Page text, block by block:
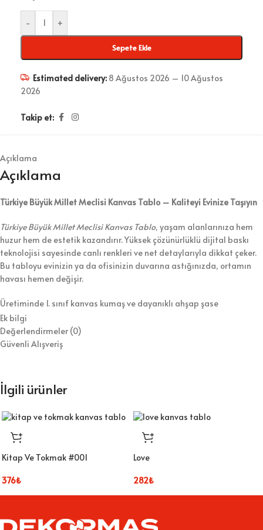
- +
Sepete Ekle
Estimated delivery: 8 Ağustos 2026 – 10 Ağustos
2026
Takip et:
Açıklama
Açıklama
Türkiye Büyük Millet Meclisi Kanvas Tablo – Kaliteyi Evinize Taşıyın
Türkiye Büyük Millet Meclisi Kanvas Tablo, yaşam alanlarınıza hem
huzur hem de estetik kazandırır. Yüksek çözünürlüklü dijital baskı
teknolojisi sayesinde canlı renkleri ve net detaylarıyla dikkat çeker.
Bu tabloyu evinizin ya da ofisinizin duvarına astığınızda, ortamın
havası hemen değişir.
Üretiminde 1. sınıf kanvas kumaş ve dayanıklı ahşap şase
kullanıyoruz. Bununla birlikte, tabloyu koruyucu vernikle kaplayarak
hem temizlik kolaylığı hem de uzun ömür sağlıyoruz. Ürünü duvara
asılmaya hazır şekilde gönderiyoruz, böylece kurulumla zaman
⭐ Tablo Ürün Özellikleri:
Kaliteli dijital baskı ile canlı ve net görseller
1.sınıf kanvas kumaş ve dayanıklı ahşap şase
Duvara kolayca asılabilecek hafif yapı
Koruyucu vernik sayesinde kolay temizlik
Bu kanvas tablo, her tarz dekorasyona uyum sağlar. Şık ve ekonomik
Ek bilgi
Değerlendirmeler (0)
Güvenli Alışveriş
İlgili ürünler
Kitap Ve Tokmak #001
376₺
Love
282₺